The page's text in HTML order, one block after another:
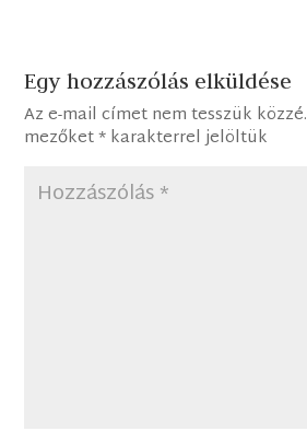
Egy hozzászólás elküldése
Az e-mail címet nem tesszük közzé.
mezőket*karakterrel jelöltük